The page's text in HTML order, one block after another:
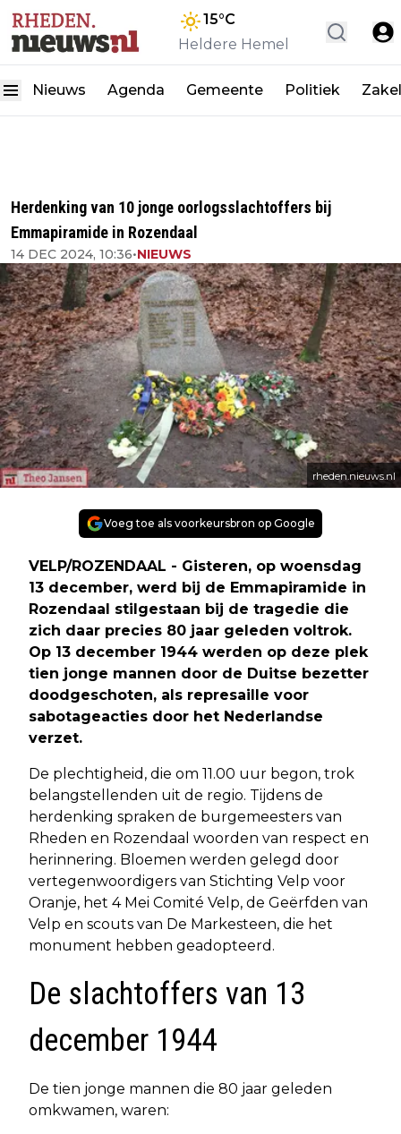
15°C
Heldere Hemel
Nieuws Agenda Gemeente Politiek
Herdenking van 10 jonge oorlogsslachtoffers bij
Emmapiramide in Rozendaal
14 DEC 2024, 10:36•NIEUWS
rheden.nieuws.nl
Voeg toe als voorkeursbron op Google
VELP/ROZENDAAL - Gisteren, op woensdag
13 december, werd bij de Emmapiramide in
Rozendaal stilgestaan bij de tragedie die
zich daar precies 80 jaar geleden voltrok.
Op 13 december 1944 werden op deze plek
tien jonge mannen door de Duitse bezetter
doodgeschoten, als represaille voor
sabotageacties door het Nederlandse
verzet.
De plechtigheid, die om 11.00 uur begon, trok
belangstellenden uit de regio. Tijdens de
herdenking spraken de burgemeesters van
Rheden en Rozendaal woorden van respect en
herinnering. Bloemen werden gelegd door
vertegenwoordigers van Stichting Velp voor
Oranje, het 4 Mei Comité Velp, de Geërfden van
Velp en scouts van De Markesteen, die het
monument hebben geadopteerd.
De slachtoffers van 13
december 1944
De tien jonge mannen die 80 jaar geleden
omkwamen, waren: